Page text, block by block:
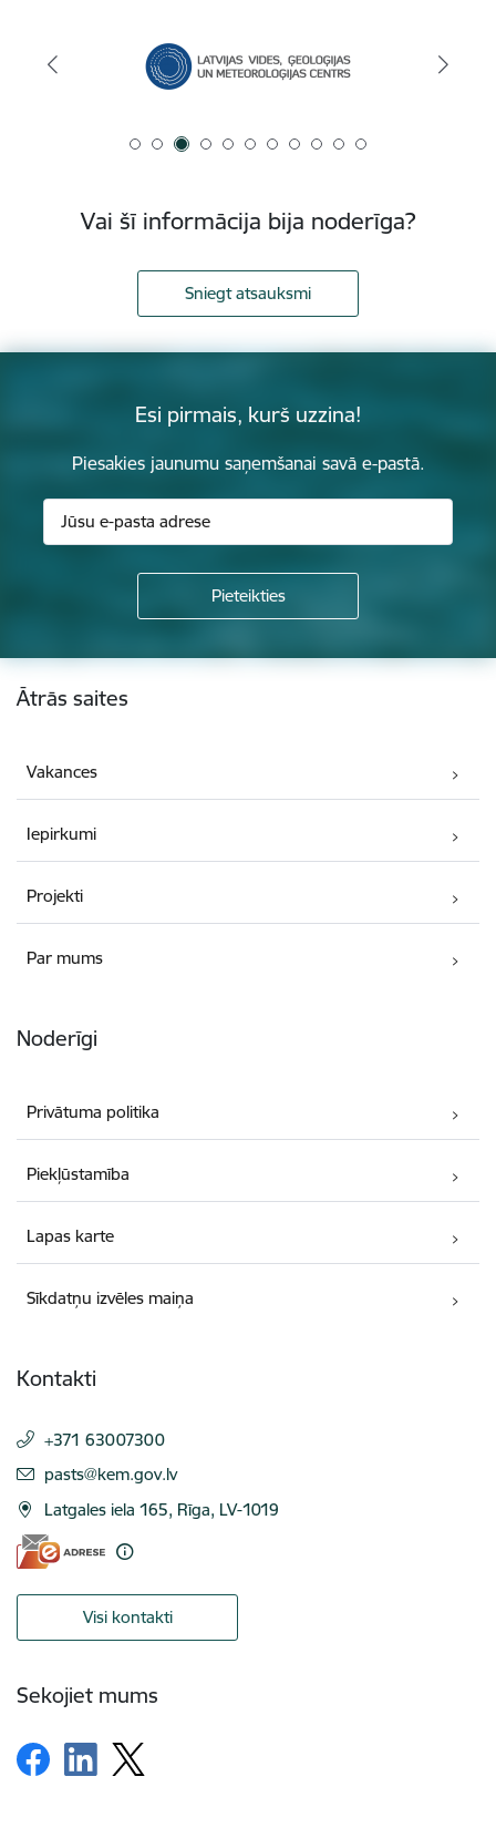
Vai šī informācija bija noderīga?
Sniegt atsauksmi
Esi pirmais, kurš uzzina!
Piesakies jaunumu saņemšanai savā e-pastā.
Kājene
Ātrās saites
Vakances
Iepirkumi
Projekti
Par mums
Noderīgi
Privātuma politika
Piekļūstamība
Lapas karte
Sīkdatņu izvēles maiņa
Kontakti
+371 63007300
E-pasts:
pasts@kem.gov.lv
Latgales iela 165, Rīga, LV-1019
Visi kontakti
Sekojiet mums